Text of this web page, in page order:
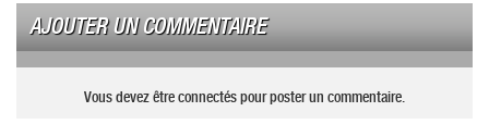
AJOUTER UN COMMENTAIRE
Vous devez être connectés pour poster un commentaire.